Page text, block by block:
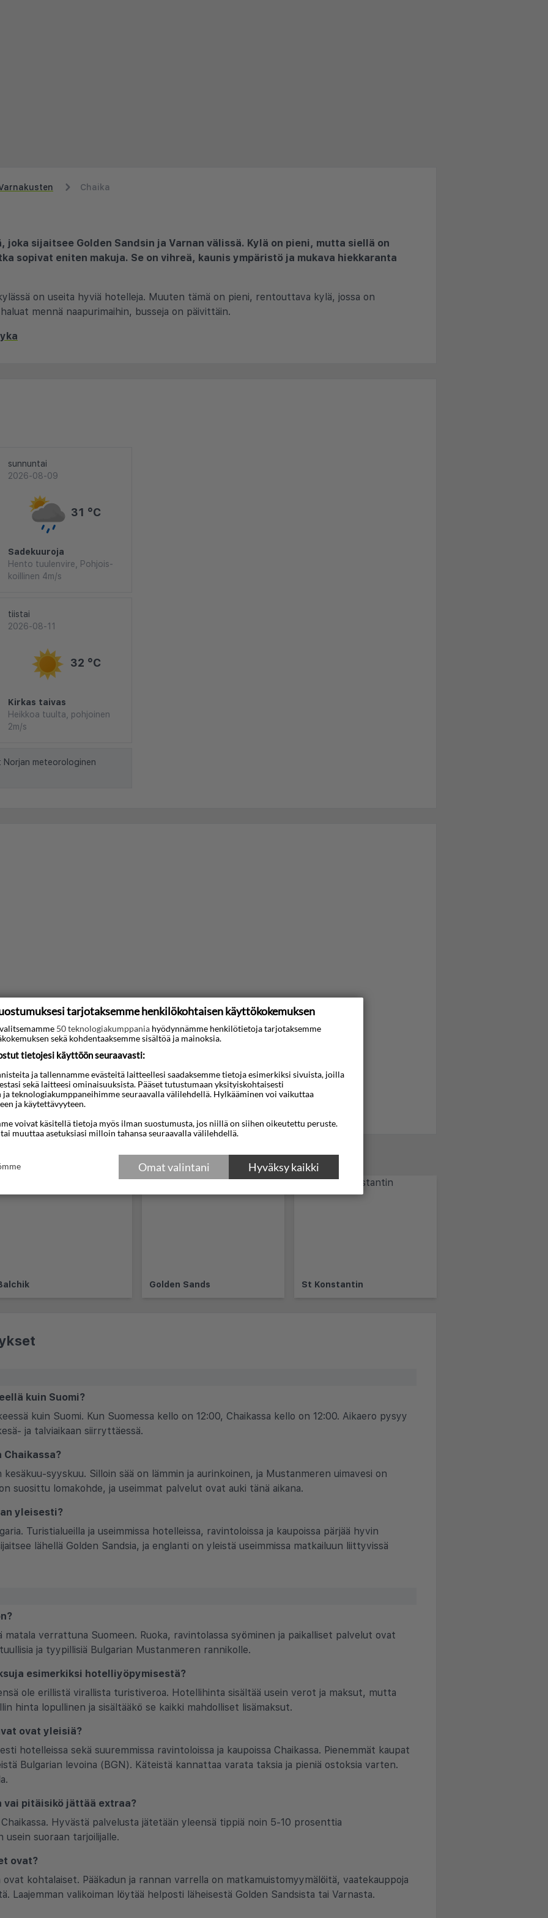
Chaika
joka sijaitsee Golden Sandsin ja Varnan välissä. Kylä on pieni, mutta siellä on
sopivat eniten makuja. Se on vihreä, kaunis ympäristö ja mukava hiekkaranta
on useita hyviä hotelleja. Muuten tämä on pieni, rentouttava kylä, jossa on
mennä naapurimaihin, busseja on päivittäin.
sunnuntai
2026-08-09
31 °C
Sadekuuroja
Hento tuulenvire, Pohjois-
koillinen 4m/s
tiistai
2026-08-11
32 °C
Kirkas taivas
Heikkoa tuulta, pohjoinen
2m/s
meteorologinen
Golden Sands St Konstantin
kuin Suomi?
kuin Suomi. Kun Suomessa kello on 12:00, Chaikassa kello on 12:00. Aikaero pysyy
ja talviaikaan siirryttäessä.
kesäkuu-syyskuu. Silloin sää on lämmin ja aurinkoinen, ja Mustanmeren uimavesi on
suosittu lomakohde, ja useimmat palvelut ovat auki tänä aikana.
yleisesti?
Turistialueilla ja useimmissa hotelleissa, ravintoloissa ja kaupoissa pärjää hyvin
lähellä Golden Sandsia, ja englanti on yleistä useimmissa matkailuun liittyvissä
matala verrattuna Suomeen. Ruoka, ravintolassa syöminen ja paikalliset palvelut ovat
ja tyypillisiä Bulgarian Mustanmeren rannikolle.
esimerkiksi hotelliyöpymisestä?
ole erillistä virallista turistiveroa. Hotellihinta sisältää usein verot ja maksut, mutta
hinta lopullinen ja sisältääkö se kaikki mahdolliset lisämaksut.
ovat yleisiä?
hotelleissa sekä suuremmissa ravintoloissa ja kaupoissa Chaikassa. Pienemmät kaupat
Bulgarian levoina (BGN). Käteistä kannattaa varata taksia ja pieniä ostoksia varten.
pitäisikö jättää extraa?
Hyvästä palvelusta jätetään yleensä tippiä noin 5-10 prosenttia
usein suoraan tarjoilijalle.
ovat?
ovat kohtalaiset. Pääkadun ja rannan varrella on matkamuistomyymälöitä, vaatekauppoja
Laajemman valikoiman löytää helposti läheisestä Golden Sandsista tai Varnasta.
tarjotaksemme henkilökohtaisen käyttökokemuksen
50 teknologiakumppania hyödynnämme henkilötietoja tarjotaksemme
sekä kohdentaaksemme sisältöä ja mainoksia.
tietojesi käyttöön seuraavasti:
ja tallennamme evästeitä laitteellesi saadaksemme tietoja esimerkiksi sivuista, joilla
sekä laitteesi ominaisuuksista. Pääset tutustumaan yksityiskohtaisesti
teknologiakumppaneihimme seuraavalla välilehdellä. Hylkääminen voi vaikuttaa
ja käytettävyyteen.
voivat käsitellä tietoja myös ilman suostumusta, jos niillä on siihen oikeutettu peruste.
muuttaa asetuksiasi milloin tahansa seuraavalla välilehdellä.
Hyväksy kaikki
Omat valintani